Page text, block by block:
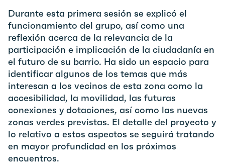
Durante esta primera sesión se explicó el
funcionamiento del grupo, así como una
reflexión acerca de la relevancia de la
participación e implicación de la ciudadanía en
el futuro de su barrio. Ha sido un espacio para
identificar algunos de los temas que más
interesan a los vecinos de esta zona como la
accesibilidad, la movilidad, las futuras
conexiones y dotaciones, así como las nuevas
zonas verdes previstas. El detalle del proyecto y
lo relativo a estos aspectos se seguirá tratando
en mayor profundidad en los próximos
encuentros.